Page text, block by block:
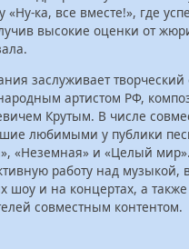
«Ну-ка, все вместе!», где
высокие оценки от
заслуживает творческий
артистом РФ,
Крутым. В числе
любимыми у публики
«Неземная» и «Целый
работу над музыкой,
шоу и на концертах, а
совместным контентом.